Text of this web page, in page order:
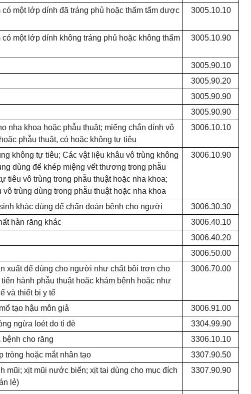
có một lớp dính đã tráng phủ hoặc thấm tẩm dược
3005.10.10
một lớp dính không tráng phủ hoặc không thấm
3005.10.90
3005.90.10
3005.90.20
3005.90.90
3005.90.90
nha khoa hoặc phẫu thuật; miếng chắn dính vô
phẫu thuật, có hoặc không tự tiêu
3006.10.10
không tự tiêu; Các vật liệu khâu vô trùng không
dùng để khép miệng vết thương trong phẫu
tiêu vô trùng trong phẫu thuật hoặc nha khoa;
trùng dùng trong phẫu thuật hoặc nha khoa
3006.10.90
khác dùng để chẩn đoán bệnh cho người
3006.30.30
hàn răng khác
3006.40.10
3006.40.20
3006.50.00
xuất để dùng cho người như chất bôi trơn cho
hành phẫu thuật hoặc khám bệnh hoặc như
và thiết bị y tế
3006.70.00
tạo hậu môn giả
3006.91.00
ngừa loét do tì đè
3304.99.90
cho răng
3306.10.10
tròng hoặc mắt nhân tạo
3307.90.50
mũi; xịt mũi nước biển; xịt tai dùng cho mục đích
lẻ)
3307.90.90